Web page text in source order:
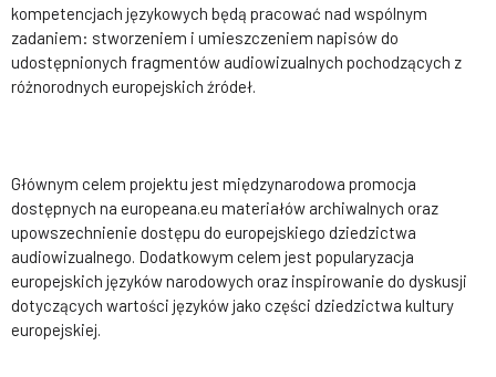
kompetencjach językowych będą pracować nad wspólnym
zadaniem: stworzeniem i umieszczeniem napisów do
udostępnionych fragmentów audiowizualnych pochodzących z
różnorodnych europejskich źródeł.
Głównym celem projektu jest międzynarodowa promocja
dostępnych na europeana.eu materiałów archiwalnych oraz
upowszechnienie dostępu do europejskiego dziedzictwa
audiowizualnego. Dodatkowym celem jest popularyzacja
europejskich języków narodowych oraz inspirowanie do dyskusji
dotyczących wartości języków jako części dziedzictwa kultury
europejskiej.